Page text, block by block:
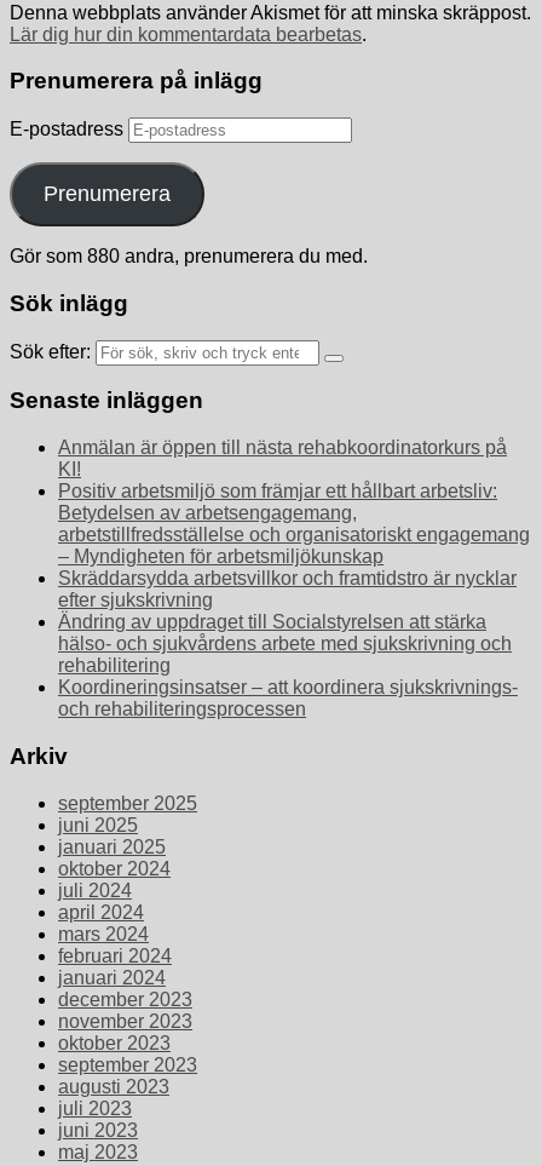
Denna webbplats använder Akismet för att minska skräppost.
Lär dig hur din kommentardata bearbetas.
Prenumerera på inlägg
E-postadress
Prenumerera
Gör som 880 andra, prenumerera du med.
Sök inlägg
Sök efter:
Senaste inläggen
Anmälan är öppen till nästa rehabkoordinatorkurs på
KI!
Positiv arbetsmiljö som främjar ett hållbart arbetsliv:
Betydelsen av arbetsengagemang,
arbetstillfredsställelse och organisatoriskt engagemang
– Myndigheten för arbetsmiljökunskap
Skräddarsydda arbetsvillkor och framtidstro är nycklar
efter sjukskrivning
Ändring av uppdraget till Socialstyrelsen att stärka
hälso- och sjukvårdens arbete med sjukskrivning och
rehabilitering
Koordineringsinsatser – att koordinera sjukskrivnings-
och rehabiliteringsprocessen
Arkiv
september 2025
juni 2025
januari 2025
oktober 2024
juli 2024
april 2024
mars 2024
februari 2024
januari 2024
december 2023
november 2023
oktober 2023
september 2023
augusti 2023
juli 2023
juni 2023
maj 2023